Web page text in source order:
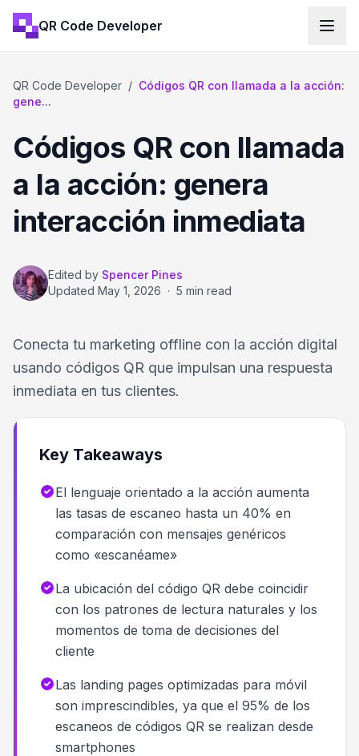
QR Code Developer
QR Code Developer / Códigos QR con llamada a la acción:
gene...
Códigos QR con llamada
a la acción: genera
interacción inmediata
Edited by Spencer Pines
Updated May 1, 2026 · 5 min read
Conecta tu marketing offline con la acción digital
usando códigos QR que impulsan una respuesta
inmediata en tus clientes.
Key Takeaways
El lenguaje orientado a la acción aumenta
las tasas de escaneo hasta un 40% en
comparación con mensajes genéricos
como «escanéame»
La ubicación del código QR debe coincidir
con los patrones de lectura naturales y los
momentos de toma de decisiones del
cliente
Las landing pages optimizadas para móvil
son imprescindibles, ya que el 95% de los
escaneos de códigos QR se realizan desde
smartphones